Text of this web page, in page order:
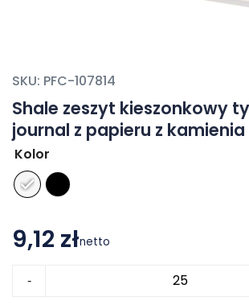
Shale zeszyt kieszonkowy
journal z papieru z kamienia
SKU: PFC-107814
Kolor
9,12 złnetto
-